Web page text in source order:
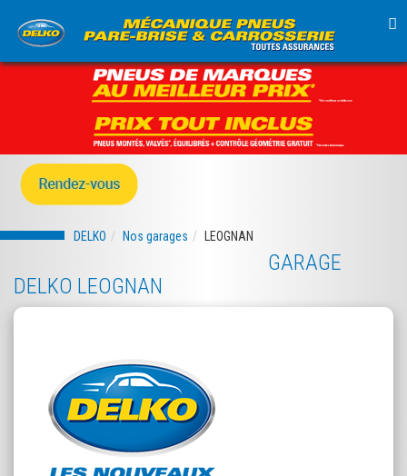
DELKO Nos garages LEOGNAN
GARAGE
DELKO LEOGNAN